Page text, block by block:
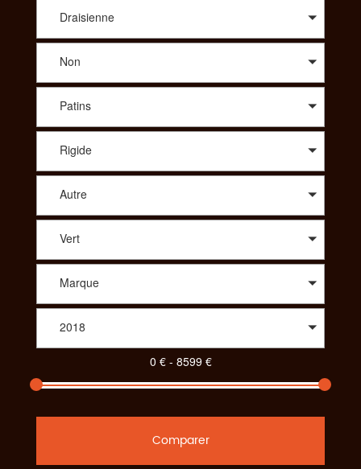
vous propose le meilleur prix. A travers une large sélection de
Terrains : all-mountain, enduro, descente/freeride, fat, dirt. Afin
de vous proposer les meilleurs produits spécialisés vous
pourrez aussi choisir le vélo idéal dans des gammes comme le
Trekking : VTC, Rando/voyage, vélo couché ou bien même
parmi un choix de tandem, de BMX, des vélos pliants, des
vélos de ville ou encore des draisiennes. Pour votre enfant
aussi vous aurez le choix parmi une diversité de vélos. Pour
consulter et trouver le vélo parfait pour votre pratique,
SportAdvice propose différents critères à sélectionner pour
Draisienne
Non
Patins
Rigide
Autre
Vert
Marque
2018
Comparer